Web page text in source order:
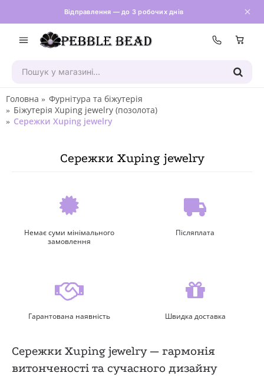
Відправлення — до 3 робочих днів
Головна
Фурнітура та біжутерія
Біжутерія Xuping jewelry (позолота)
Сережки Xuping jewelry
Сережки Xuping jewelry
Немає суми мінімального
замовлення
Післяплата
Гарантована наявність Швидка доставка
Сережки Xuping jewelry — гармонія
витонченості та сучасного дизайну